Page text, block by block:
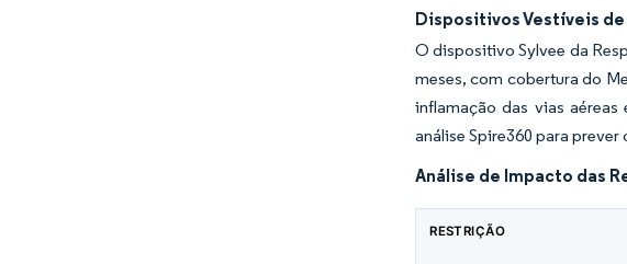
Dispositivos Vestíveis
O dispositivo Sylvee da
meses, com cobertura do
inflamação das vias
análise Spire360 para
Análise de Impacto das
RESTRIÇÃO